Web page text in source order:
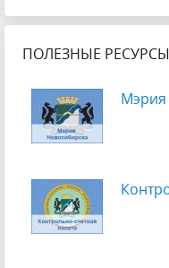
ПОЛЕЗНЫЕ РЕСУРСЫ
Мэрия